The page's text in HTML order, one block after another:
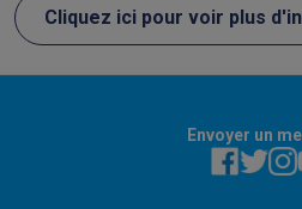
SoldesToutes les soldes Soldes
Gift card
Réparation de votre
Cliquez ici pour voir plus
Envoyer un